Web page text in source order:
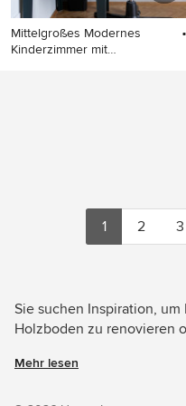
Mittelgroßes Modernes
Kinderzimmer mit
1 2 3
Sie suchen Inspiration,
Holzboden zu renovieren
3.095 Bilder der besten
Mehr lesen